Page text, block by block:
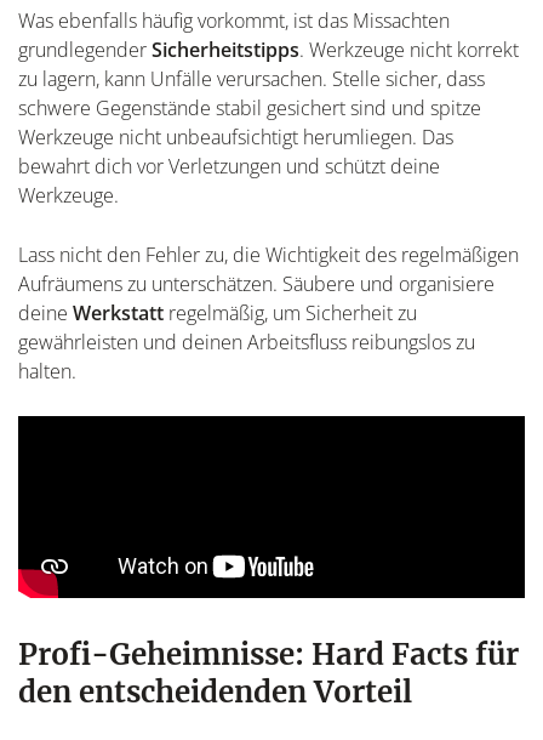
Was ebenfalls häufig vorkommt, ist das Missachten
grundlegenderSicherheitstipps. Werkzeuge nicht korrekt
zu lagern, kann Unfälle verursachen. Stelle sicher, dass
schwere Gegenstände stabil gesichert sind und spitze
Werkzeuge nicht unbeaufsichtigt herumliegen. Das
bewahrt dich vor Verletzungen und schützt deine
Werkzeuge.
Lass nicht den Fehler zu, die Wichtigkeit des regelmäßigen
Aufräumens zu unterschätzen. Säubere und organisiere
deine Werkstatt regelmäßig, um Sicherheit zu
gewährleisten und deinen Arbeitsfluss reibungslos zu
halten.
Profi-Geheimnisse: Hard Facts für
den entscheidenden Vorteil